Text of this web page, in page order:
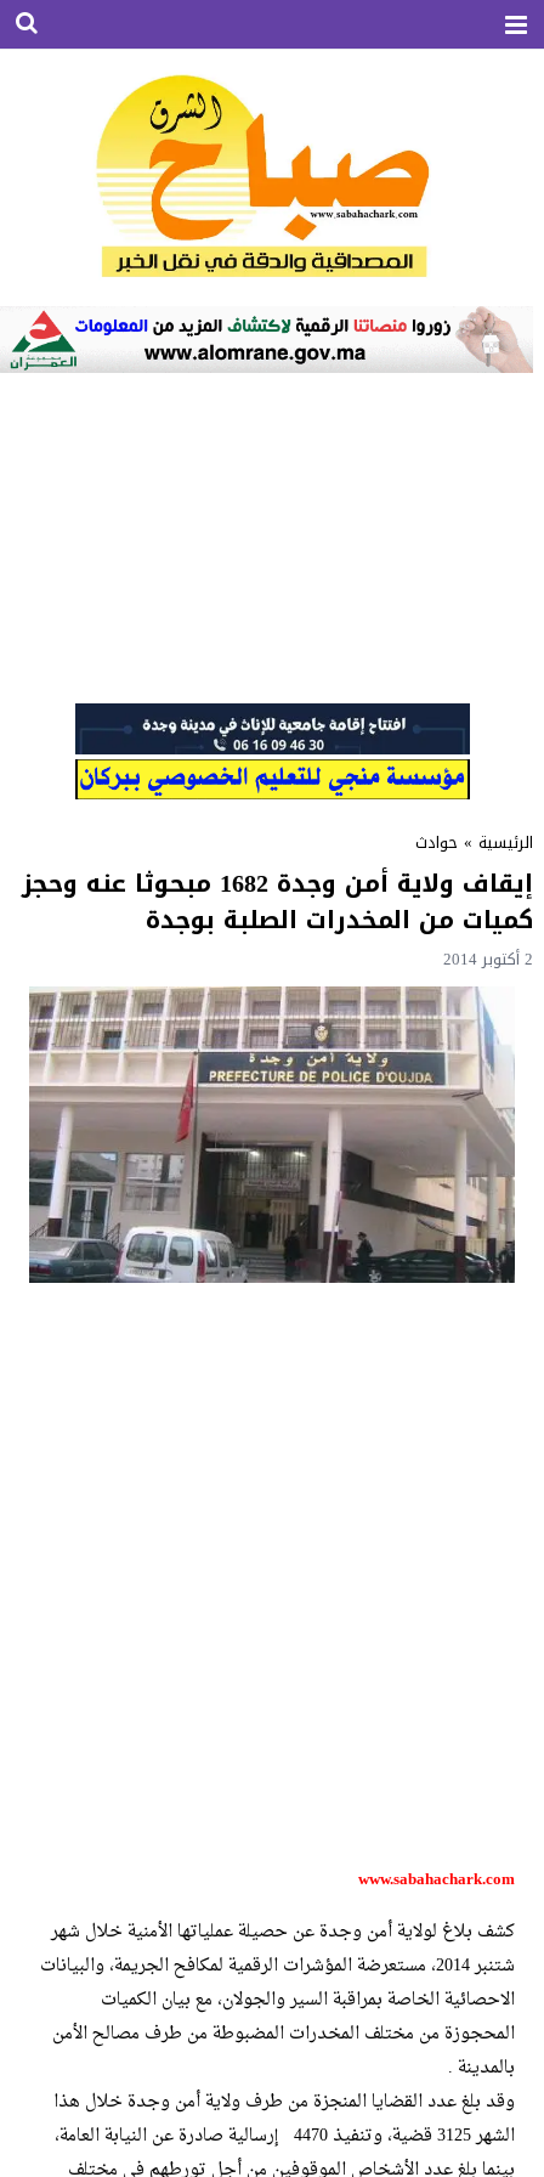
الرئيسية » حوادث
إيقاف ولاية أمن وجدة 1682 مبحوثا عنه وحجز
كميات من المخدرات الصلبة بوجدة
2 أكتوبر 2014
www.sabahachark.com
كشف بلاغ لولاية أمن وجدة عن حصيلة عملياتها الأمنية خلال شهر
شتنبر 2014، مستعرضة المؤشرات الرقمية لمكافح الجريمة، والبيانات
الاحصائية الخاصة بمراقبة السير والجولان، مع بيان الكميات
المحجوزة من مختلف المخدرات المضبوطة من طرف مصالح الأمن
بالمدينة .
وقد بلغ عدد القضايا المنجزة من طرف ولاية أمن وجدة خلال هذا
الشهر 3125 قضية، وتنفيذ 4470 إرسالية صادرة عن النيابة العامة،
بينما بلغ عدد الأشخاص الموقوفين من أجل تورطهم في مختلف